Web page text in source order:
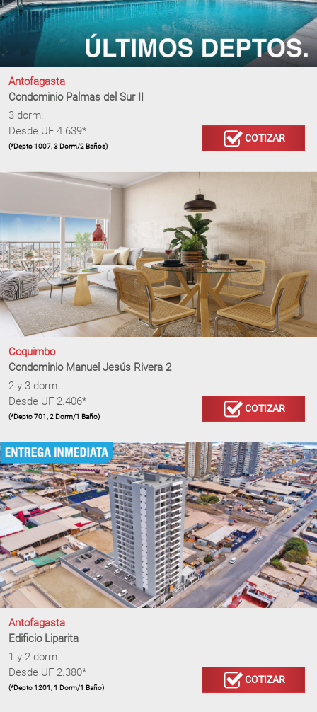
Antofagasta
Condominio Palmas del Sur II
3 dorm.
Desde UF 4.639*
(*Depto 1007, 3 Dorm/2 Baños)
COTIZAR
Coquimbo
Condominio Manuel Jesús Rivera 2
2 y 3 dorm.
Desde UF 2.406*
(*Depto 701, 2 Dorm/1 Baño)
COTIZAR
Antofagasta
Edificio Liparita
1 y 2 dorm.
Desde UF 2.380*
(*Depto 1201, 1 Dorm/1 Baño)
COTIZAR